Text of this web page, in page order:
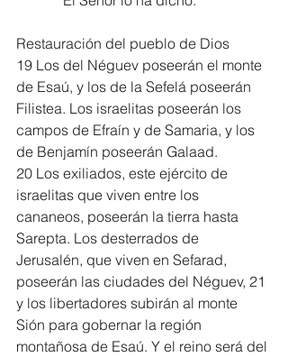
Restauración del pueblo de Dios
19 Los del Néguev poseerán el monte
de Esaú, y los de la Sefelá poseerán
Filistea. Los israelitas poseerán los
campos de Efraín y de Samaria, y los
de Benjamín poseerán Galaad.
20 Los exiliados, este ejército de
israelitas que viven entre los
cananeos, poseerán la tierra hasta
Sarepta. Los desterrados de
Jerusalén, que viven en Sefarad,
poseerán las ciudades del Néguev, 21
y los libertadores subirán al monte
Sión para gobernar la región
montañosa de Esaú. Y el reino será del